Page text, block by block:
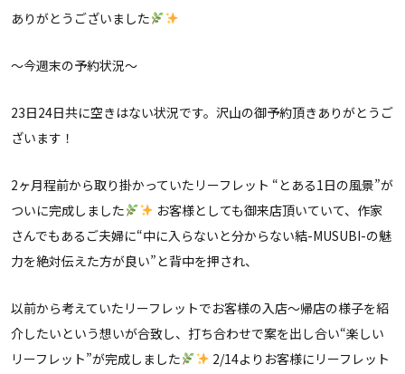
ありがとうございました
〜今週末の予約状況〜
23日24日共に空きはない状況です。沢山の御予約頂きありがとうご
ざいます！
2ヶ月程前から取り掛かっていたリーフレット “とある1日の風景”が
ついに完成しました
お客様としても御来店頂いていて、作家
さんでもあるご夫婦に“中に入らないと分からない結-MUSUBI-の魅
力を絶対伝えた方が良い”と背中を押され、
以前から考えていたリーフレットでお客様の入店〜帰店の様子を紹
介したいという想いが合致し、打ち合わせで案を出し合い“楽しい
リーフレット”が完成しました
2/14よりお客様にリーフレット